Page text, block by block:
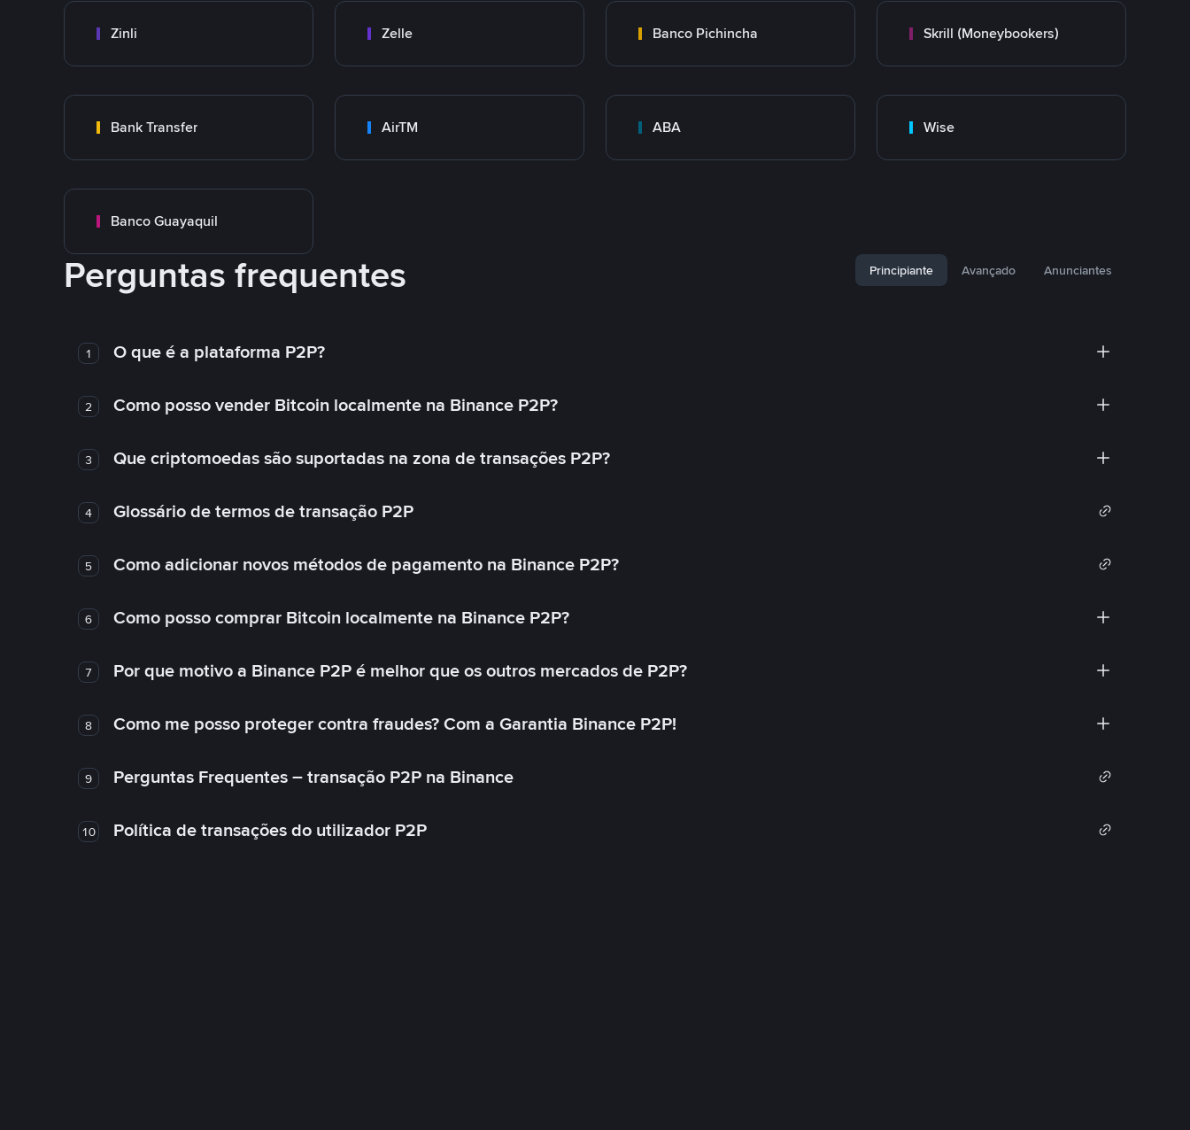
Zinli Zelle Banco Pichincha Skrill (Moneybookers)
Bank Transfer AirTM ABA Wise
Banco Guayaquil
Perguntas frequentes Principiante Avançado Anunciantes
1 O que é a plataforma P2P?
2 Como posso vender Bitcoin localmente na Binance P2P?
3 Que criptomoedas são suportadas na zona de transações P2P?
4 Glossário de termos de transação P2P
5 Como adicionar novos métodos de pagamento na Binance P2P?
6 Como posso comprar Bitcoin localmente na Binance P2P?
7 Por que motivo a Binance P2P é melhor que os outros mercados de P2P?
8 Como me posso proteger contra fraudes? Com a Garantia Binance P2P!
9 Perguntas Frequentes – transação P2P na Binance
10 Política de transações do utilizador P2P